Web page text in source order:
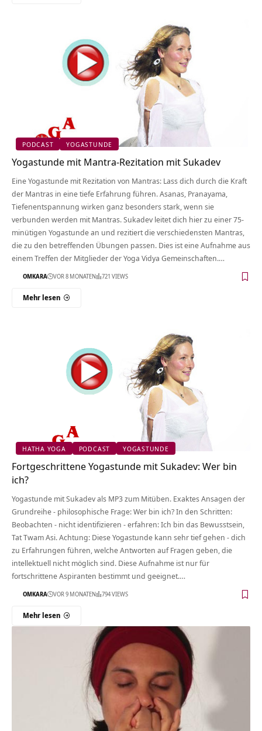
PODCAST YOGASTUNDE
Yogastunde mit Mantra-Rezitation mit Sukadev
Eine Yogastunde mit Rezitation von Mantras: Lass dich durch die Kraft
der Mantras in eine tiefe Erfahrung führen. Asanas, Pranayama,
Tiefenentspannung wirken ganz besonders stark, wenn sie
verbunden werden mit Mantras. Sukadev leitet dich hier zu einer 75-
minütigen Yogastunde an und rezitiert die verschiedensten Mantras,
die zu den betreffenden Übungen passen. Dies ist eine Aufnahme aus
einem Treffen der Mitglieder der Yoga Vidya Gemeinschaften.…
OMKARA VOR 8 MONATEN 721 VIEWS
Mehr lesen
HATHA YOGA PODCAST YOGASTUNDE
Fortgeschrittene Yogastunde mit Sukadev: Wer bin
ich?
Yogastunde mit Sukadev als MP3 zum Mitüben. Exaktes Ansagen der
Grundreihe - philosophische Frage: Wer bin ich? In den Schritten:
Beobachten - nicht identifizieren - erfahren: Ich bin das Bewusstsein,
Tat Twam Asi. Achtung: Diese Yogastunde kann sehr tief gehen - dich
zu Erfahrungen führen, welche Antworten auf Fragen geben, die
intellektuell nicht möglich sind. Diese Aufnahme ist nur für
fortschrittene Aspiranten bestimmt und geeignet.…
OMKARA VOR 9 MONATEN 794 VIEWS
Mehr lesen